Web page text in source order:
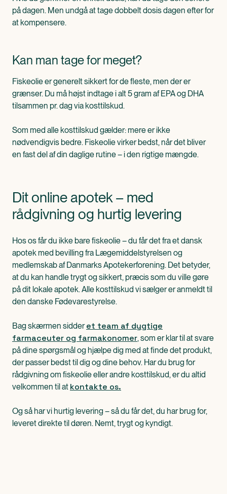
på dagen. Men undgå at tage dobbelt dosis dagen efter for
at kompensere.
Kan man tage for meget?
Fiskeolie er generelt sikkert for de fleste, men der er
grænser. Du må højst indtage i alt 5 gram af EPA og DHA
tilsammen pr. dag via kosttilskud.
Som med alle kosttilskud gælder: mere er ikke
nødvendigvis bedre. Fiskeolie virker bedst, når det bliver
en fast del af din daglige rutine – i den rigtige mængde.
Dit online apotek – med
rådgivning og hurtig levering
Hos os får du ikke bare fiskeolie – du får det fra et dansk
apotek med bevilling fra Lægemiddelstyrelsen og
medlemskab af Danmarks Apotekerforening. Det betyder,
at du kan handle trygt og sikkert, præcis som du ville gøre
på dit lokale apotek. Alle kosttilskud vi sælger er anmeldt til
den danske Fødevarestyrelse.
Bag skærmen sidderet team af dygtige
farmaceuter og farmakonomer, som er klar til at svare
på dine spørgsmål og hjælpe dig med at finde det produkt,
der passer bedst til dig og dine behov. Har du brug for
rådgivning om fiskeolie eller andre kosttilskud, er du altid
velkommen til at kontakte os.
Og så har vi hurtig levering – så du får det, du har brug for,
leveret direkte til døren. Nemt, trygt og kyndigt.